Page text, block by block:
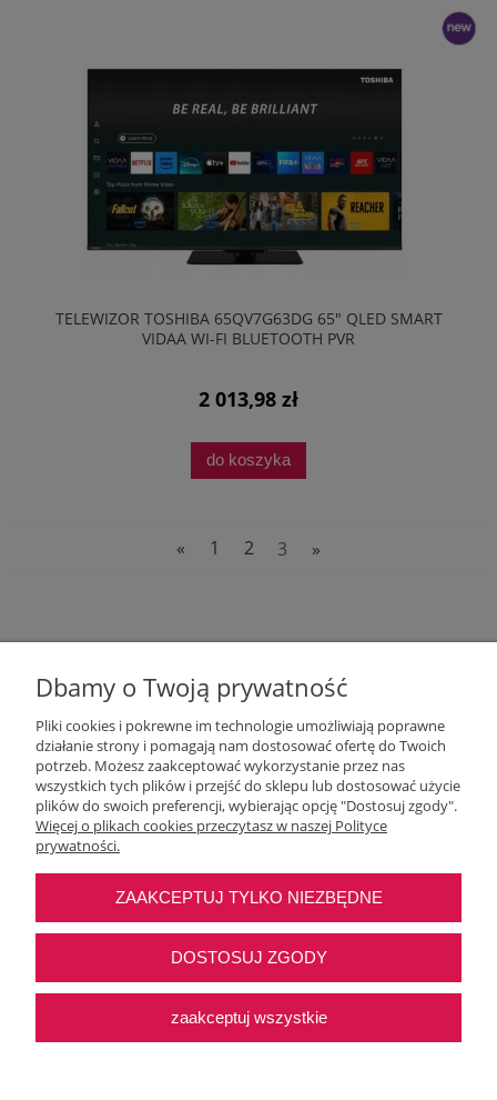
TELEWIZOR TOSHIBA 65QV7G63DG 65" QLED SMART
VIDAA WI-FI BLUETOOTH PVR
2 013,98 zł
do koszyka
« 1 2 3 »
Moje konto
Najczęstsze pytania
Pomoc
Dbamy o Twoją prywatność
Pliki cookies i pokrewne im technologie umożliwiają poprawne
działanie strony i pomagają nam dostosować ofertę do Twoich
potrzeb. Możesz zaakceptować wykorzystanie przez nas
wszystkich tych plików i przejść do sklepu lub dostosować użycie
plików do swoich preferencji, wybierając opcję "Dostosuj zgody".
Więcej o plikach cookies przeczytasz w naszej Polityce
prywatności.
ZAAKCEPTUJ TYLKO NIEZBĘDNE
DOSTOSUJ ZGODY
zaakceptuj wszystkie